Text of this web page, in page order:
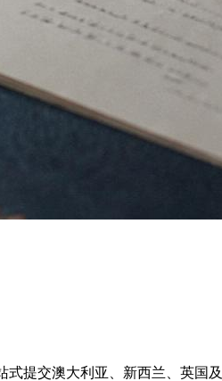
提交澳大利亚、新西兰、英国